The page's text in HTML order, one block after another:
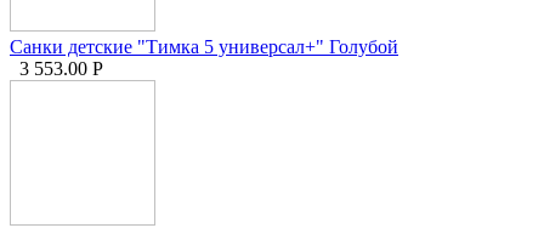
Санки детские "Тимка 5 универсал+" Голубой
3 553.00 Р